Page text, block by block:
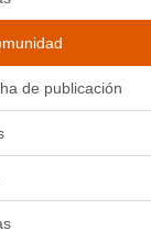
de publicación